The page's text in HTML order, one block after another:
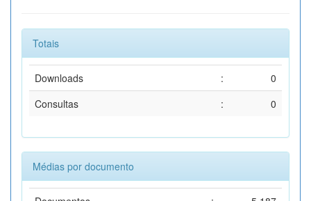
Totais
Downloads :
0
Consultas
: 0
Médias por documento